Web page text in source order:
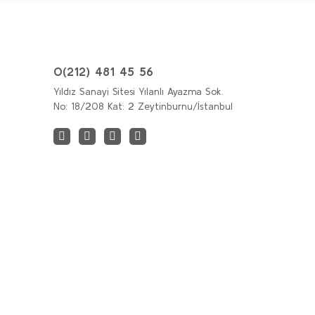
0(212) 481 45 56
Yıldız Sanayi Sitesi Yılanlı Ayazma Sok.
No: 18/208 Kat: 2 Zeytinburnu/İstanbul